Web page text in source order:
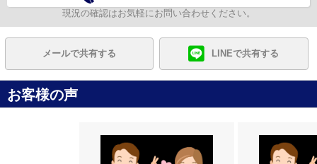
現況の確認はお気軽にお問い合わせください。
メールで共有する LINEで共有する
お客様の声